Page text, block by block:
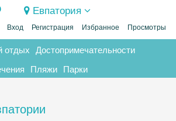
Евпатория
Вход Регистрация Избранное Просмотры
отдых Достопримечательности
Пляжи Парки